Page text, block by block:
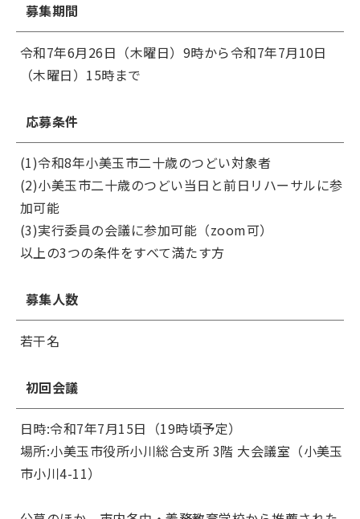
募集期間
令和7年6月26日（木曜日）9時から令和7年7月10日
（木曜日）15時まで
応募条件
(1)令和8年小美玉市二十歳のつどい対象者
(2)小美玉市二十歳のつどい当日と前日リハーサルに参
加可能
(3)実行委員の会議に参加可能（zoom可）
以上の3つの条件をすべて満たす方
募集人数
若干名
初回会議
日時:令和7年7月15日（19時頃予定）
場所:小美玉市役所小川総合支所 3階 大会議室（小美玉
市小川4-11）